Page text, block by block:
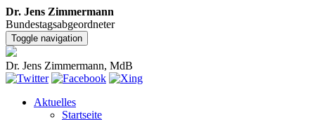
Dr. Jens Zimmermann
Bundestagsabgeordneter
Toggle navigation
Dr. Jens Zimmermann, MdB
Aktuelles
Startseite